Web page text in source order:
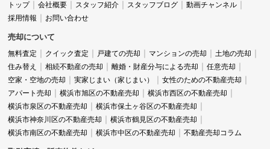
トップ 会社概要 スタッフ紹介 スタッフブログ
動画チャンネル
採用情報
お問い合わせ
売却について
無料査定 クイック査定 戸建ての売却 マンションの売却
土地の売却
住み替え
相続不動産の売却 離婚・財産分与による売却
任意売却
空家・空地の売却
実家じまい（家じまい）
女性のための不動産売却
アパート売却
横浜市旭区の不動産売却
横浜市西区の不動産売却
横浜市泉区の不動産売却
横浜市保土ヶ谷区の不動産売却
横浜市神奈川区の不動産売却
横浜市鶴見区の不動産売却
横浜市南区の不動産売却
横浜市中区の不動産売却 不動産売却コラム